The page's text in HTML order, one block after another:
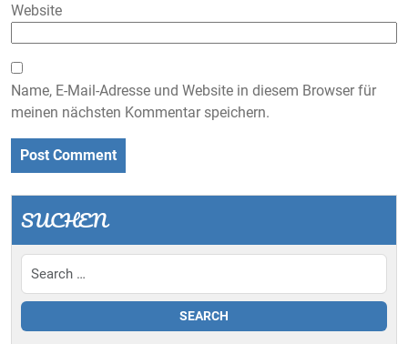
Website
Name, E-Mail-Adresse und Website in diesem Browser für
meinen nächsten Kommentar speichern.
SUCHEN